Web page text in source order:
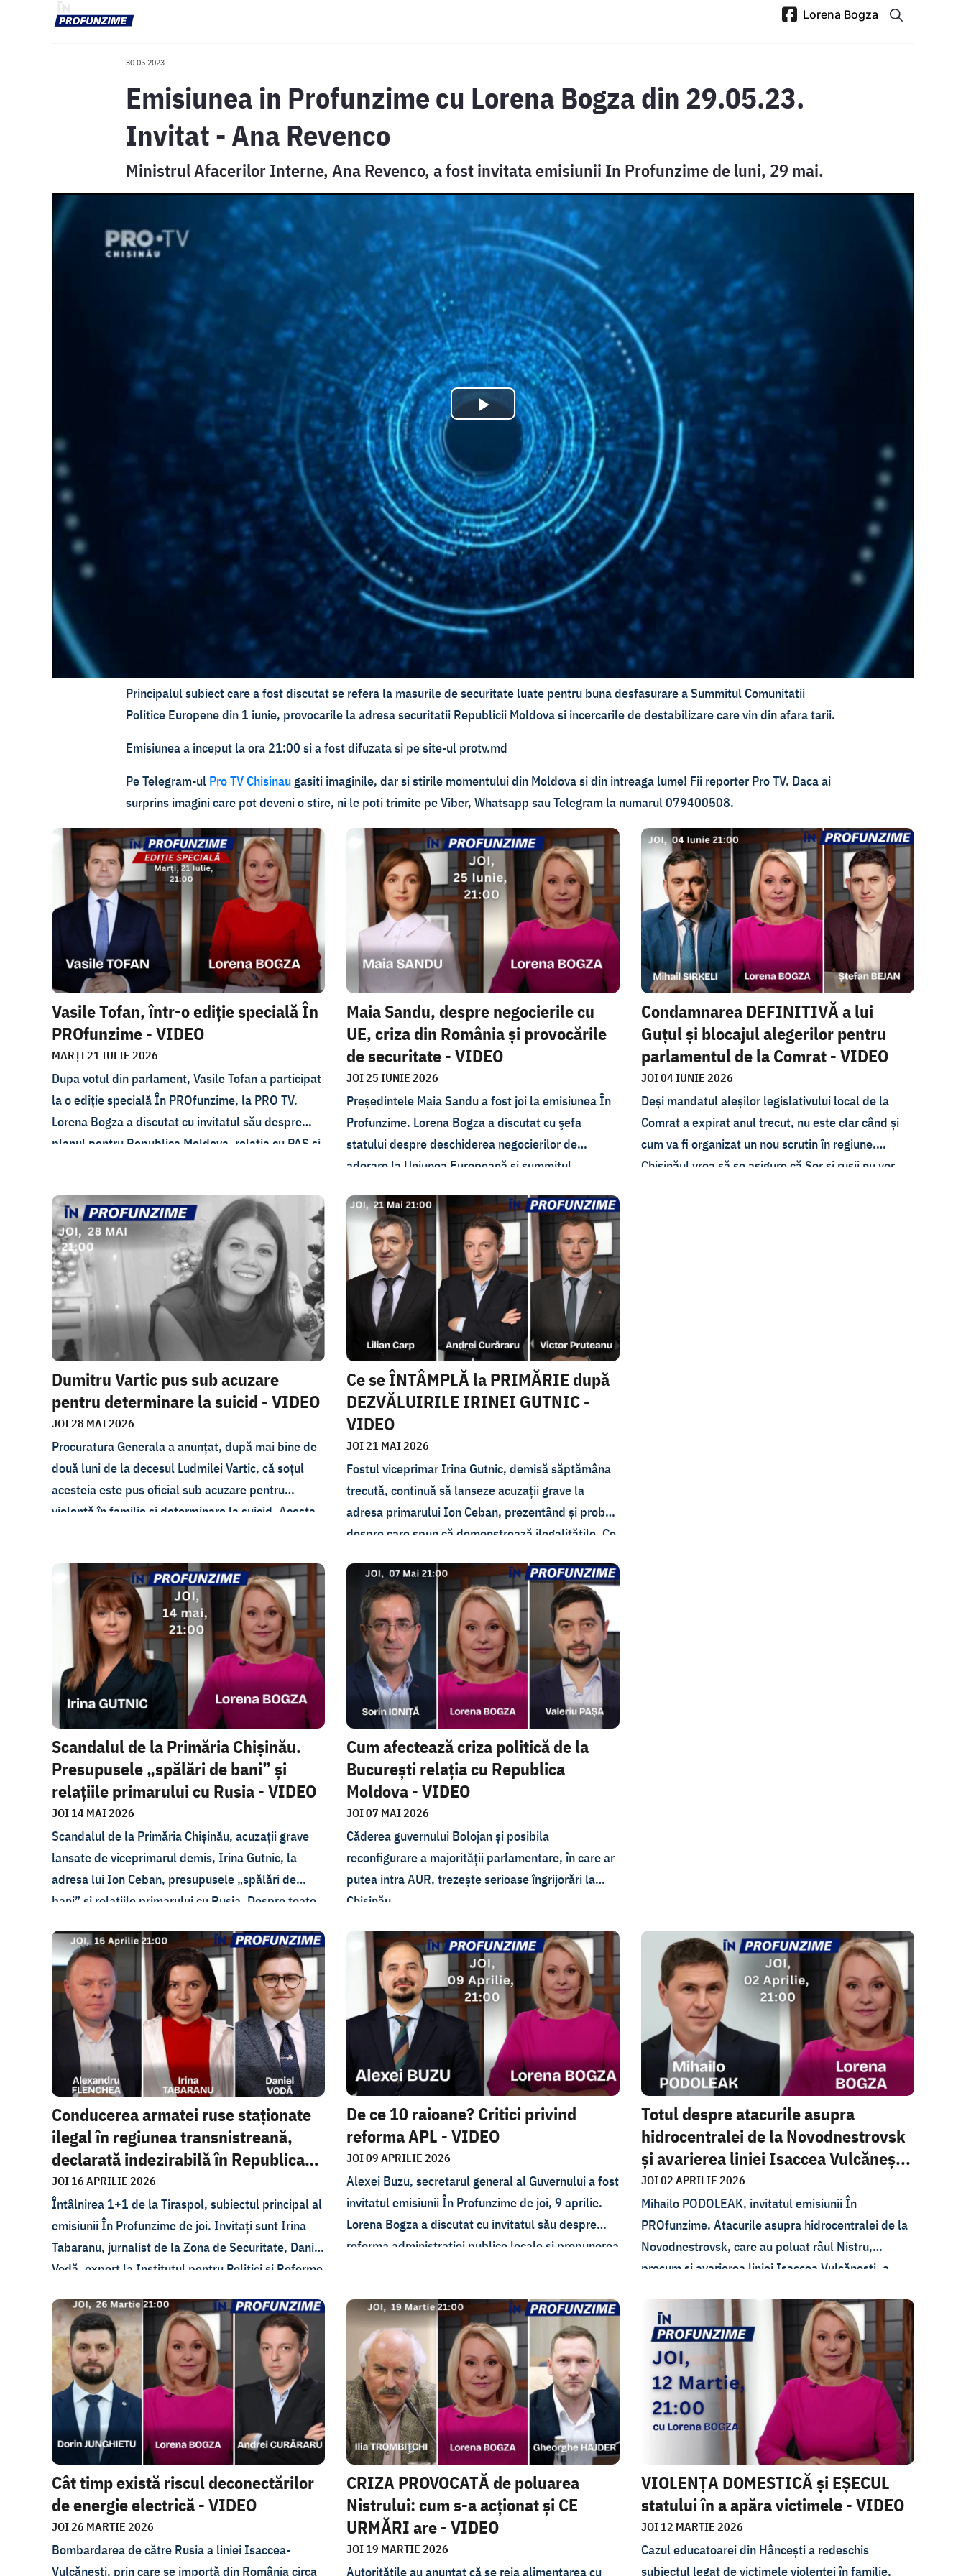
Lorena Bogza
30.05.2023
Emisiunea in Profunzime cu Lorena Bogza din 29.05.23.
Invitat - Ana Revenco
Ministrul Afacerilor Interne, Ana Revenco, a fost invitata emisiunii In Profunzime de luni, 29 mai.
Principalul subiect care a fost discutat se refera la masurile de securitate luate pentru buna desfasurare a Summitul Comunitatii
Politice Europene din 1 iunie, provocarile la adresa securitatii Republicii Moldova si incercarile de destabilizare care vin din afara tarii.
Emisiunea a inceput la ora 21:00 si a fost difuzata si pe site-ul protv.md
Pe Telegram-ul Pro TV Chisinaugasiti imaginile, dar si stirile momentului din Moldova si din intreaga lume! Fii reporter Pro TV. Daca ai
surprins imagini care pot deveni o stire, ni le poti trimite pe Viber, Whatsapp sau Telegram la numarul 079400508.
Vasile Tofan, într-o ediție specială În
PROfunzime - VIDEO
MARȚI 21 IULIE 2026
Dupa votul din parlament, Vasile Tofan a participat
la o ediție specială În PROfunzime, la PRO TV.
Lorena Bogza a discutat cu invitatul său despre
planul pentru Republica Moldova, relația cu PAS și
propunerea de a prelua funcția de premier, în ce
situație economică se află Moldova și care este
planul de redresare.
Maia Sandu, despre negocierile cu
UE, criza din România și provocările
de securitate - VIDEO
JOI 25 IUNIE 2026
Președintele Maia Sandu a fost joi la emisiunea În
Profunzime. Lorena Bogza a discutat cu şefa
statului despre deschiderea negocierilor de
aderare la Uniunea Europeană și summitul
care afectează ea Republica Moldova, pericolele la
adresa securității Republicii Moldova și măsurile
luate. Nemulțumirile legate de reforma fiscală și
scandalul de la Moldatsa au fost, de asemenea,
discutate la emisiunea de joi, 25 iunie.
Condamnarea DEFINITIVĂ a lui
Guțul și blocajul alegerilor pentru
parlamentul de la Comrat - VIDEO
JOI 04 IUNIE 2026
Deși mandatul aleșilor legislativului local de la
Comrat a expirat anul trecut, nu este clar când și
cum va fi organizat un nou scrutin în regiune.
Chișinăul vrea să se asigure că Șor și rușii nu vor
Dumitru Vartic pus sub acuzare
pentru determinare la suicid - VIDEO
JOI 28 MAI 2026
Procuratura Generala a anunțat, după mai bine de
două luni de la decesul Ludmilei Vartic, că soțul
acesteia este pus oficial sub acuzare pentru
violență în familie și determinare la suicid. Acesta
această decizie și ce spune Gabriela Kornacker,
avocata familiei victimei, vedeți joi, 28 mai, la
emisiunea În PROfunzime. Ce înseamnă
determinare la suicid și care este diferența dintre
un conflict, un divorț sau o despărțire și
tratamentul inuman prevăzut de Codul Penal? Cum
se demonstrează în instanță determinarea la
suicid? Ce presupune și cum se realizeaza autopsia
psihologică? Cum poate un expert să reconstituie
starea mentală a unei persoane post-mortem? Cum
ne asigurăm că, din cauza presiunii publice, nu
ajung la pușcărie oameni nevinovați? Despre toate
discutăm și cu avocatul Vadim Vieru.
Ce se ÎNTÂMPLĂ la PRIMĂRIE după
DEZVĂLUIRILE IRINEI GUTNIC -
VIDEO
JOI 21 MAI 2026
Fostul viceprimar Irina Gutnic, demisă săptămâna
trecută, continuă să lanseze acuzații grave la
adresa primarului Ion Ceban, prezentând și probe
despre care spun că demonstrează ilegalitățile. Ce
organelor de drept? Cine este Irina Gutnic și de ce
face aceste dezvăluiri abia după ce a fost demisă?
Despre toate discutăm cu invitații emisiunii În
PROfunzime de joi, 21 mai. Este vorba despre
președintele Comisiei pentru securitatea statului,
Lilian Carp, deputat PAS, și expertul WatchDog,
Andrei Curăraru. Viceprimarul Victor Pruteanu,
membru MAN, a refuzat invitația noastră.
Scandalul de la Primăria Chișinău.
Presupusele „spălări de bani” și
relațiile primarului cu Rusia - VIDEO
JOI 14 MAI 2026
Scandalul de la Primăria Chișinău, acuzații grave
lansate de viceprimarul demis, Irina Gutnic, la
adresa lui Ion Ceban, presupusele „spălări de
bani” și relațiile primarului cu Rusia. Despre toate
cadrul emisiunii În Profunzime.
Cum afectează criza politică de la
București relația cu Republica
Moldova - VIDEO
JOI 07 MAI 2026
Căderea guvernului Bolojan și posibila
reconfigurare a majorității parlamentare, în care ar
putea intra AUR, trezește serioase îngrijorări la
Chișinău.
intrare în Republica Moldova pe motiv că are
legături cu serviciile secrete ale Federației Ruse.
Lorena Bogza va discuta cu invitații săi, Sorin
Ioniță, analist Expert Forum, și Valeriu Pașa,
expert WatchDog, despre modul în care ar putea fi
afectată relația București-Chișinău de căderea
executivului României și eventuala venire a AUR la
putere.
Conducerea armatei ruse staționate
ilegal în regiunea transnistreană,
declarată indezirabilă în Republica
M...
JOI 16 APRILIE 2026
Întâlnirea 1+1 de la Tiraspol, subiectul principal al
emisiunii În Profunzime de joi. Invitați sunt Irina
Tabaranu, jurnalist de la Zona de Securitate, Daniel
Vodă, expert la Institutul pentru Politici și Reforme
pentru reintegrare. Lorena Bogza a vorbit cu
invitații săi despre subiectele discutate la întâlnire,
dar și șefii Grupului Operativ al Trupelor Ruse
(GOTR), contingentul care staționează ilegal în
regiunea transnistreană a Republicii Moldova,
declarați indezirabili pe teritoriul Republicii
Moldova.
De ce 10 raioane? Critici privind
reforma APL - VIDEO
JOI 09 APRILIE 2026
Alexei Buzu, secretarul general al Guvernului a fost
invitatul emisiunii În Profunzime de joi, 9 aprilie.
Lorena Bogza a discutat cu invitatul său despre
reforma administrației publice locale și propunerea
Guvernului nu schimbă suficient de mult situația și
există riscul ca peste câțiva ani să fie nevoie de o
altă reformă.
Totul despre atacurile asupra
hidrocentralei de la Novodnestrovsk
și avarierea liniei Isaccea Vulcăneș...
JOI 02 APRILIE 2026
Mihailo PODOLEAK, invitatul emisiunii În
PROfunzime. Atacurile asupra hidrocentralei de la
Novodnestrovsk, care au poluat râul Nistru,
precum și avarierea liniei Isaccea Vulcănești, a
a creat probleme în aprovizionarea cu electricitate,
sunt printre subiectele pe care Lorena Bogza le
discută cu Mihailo Podoleak în emisiunea de joi, 2
aprilie. Consilierul președintelui ucrainean ne
spune cum vede Ucraina integrarea în UE, la pachet
cu Republica Moldova sau separat, și cât de
departe au ajuns discuțiile despre aderarea rapidă
a țării vecine.
Cât timp există riscul deconectărilor
de energie electrică - VIDEO
JOI 26 MARTIE 2026
Bombardarea de către Rusia a liniei Isaccea-
Vulcănești, prin care se importă din România circa
CRIZA PROVOCATĂ de poluarea
Nistrului: cum s-a acționat și CE
URMĂRI are - VIDEO
JOI 19 MARTIE 2026
Autoritățile au anunțat că se reia alimentarea cu
VIOLENȚA DOMESTICĂ și EȘECUL
statului în a apăra victimele - VIDEO
JOI 12 MARTIE 2026
Cazul educatoarei din Hâncești a redeschis
subiectul legat de victimele violenței în familie,